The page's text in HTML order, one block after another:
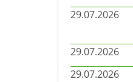
29.07.2026
29.07.2026
29.07.2026